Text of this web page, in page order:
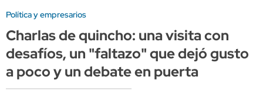
Política y empresarios
Charlas de quincho: una visita con
desafíos, un "faltazo" que dejó gusto
a poco y un debate en puerta